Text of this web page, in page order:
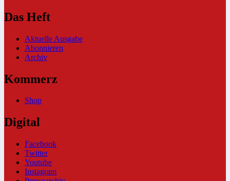
Das Heft
Aktuelle Ausgabe
Abonnieren
Archiv
Kommerz
Shop
Digital
Facebook
Twitter
Youtube
Instagram